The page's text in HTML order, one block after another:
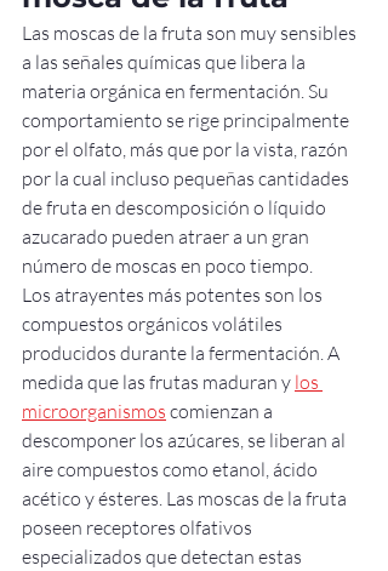
Las moscas de la fruta son muy sensibles
a las señales químicas que libera la
materia orgánica en fermentación. Su
comportamiento se rige principalmente
por el olfato, más que por la vista, razón
por la cual incluso pequeñas cantidades
de fruta en descomposición o líquido
azucarado pueden atraer a un gran
número de moscas en poco tiempo.
Los atrayentes más potentes son los
compuestos orgánicos volátiles
producidos durante la fermentación. A
medida que las frutas maduran y los
microorganismos comienzan a
descomponer los azúcares, se liberan al
aire compuestos como etanol, ácido
acético y ésteres. Las moscas de la fruta
poseen receptores olfativos
especializados que detectan estas